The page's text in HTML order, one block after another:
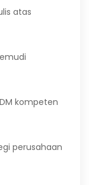
atas
kompeten
perusahaan